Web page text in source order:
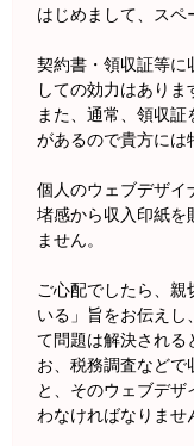
はじめまして、スペ
契約書・領収証等に
しての効力はありま
また、通常、領収
があるので貴方には
個人のウェブデザイ
堵感から収入印紙を
ません。
ご心配でしたら、
いる」旨をお伝えし
て問題は解決される
お、税務調査などで
と、そのウェブデ
わなければなりませ